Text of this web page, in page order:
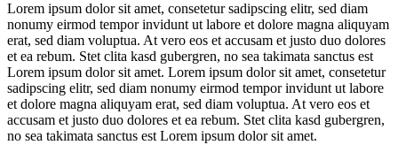
Lorem ipsum dolor sit amet, consetetur sadipscing elitr, sed diam
nonumy eirmod tempor invidunt ut labore et dolore magna aliquyam
erat, sed diam voluptua. At vero eos et accusam et justo duo dolores
et ea rebum. Stet clita kasd gubergren, no sea takimata sanctus est
Lorem ipsum dolor sit amet. Lorem ipsum dolor sit amet, consetetur
sadipscing elitr, sed diam nonumy eirmod tempor invidunt ut labore
et dolore magna aliquyam erat, sed diam voluptua. At vero eos et
accusam et justo duo dolores et ea rebum. Stet clita kasd gubergren,
no sea takimata sanctus est Lorem ipsum dolor sit amet.